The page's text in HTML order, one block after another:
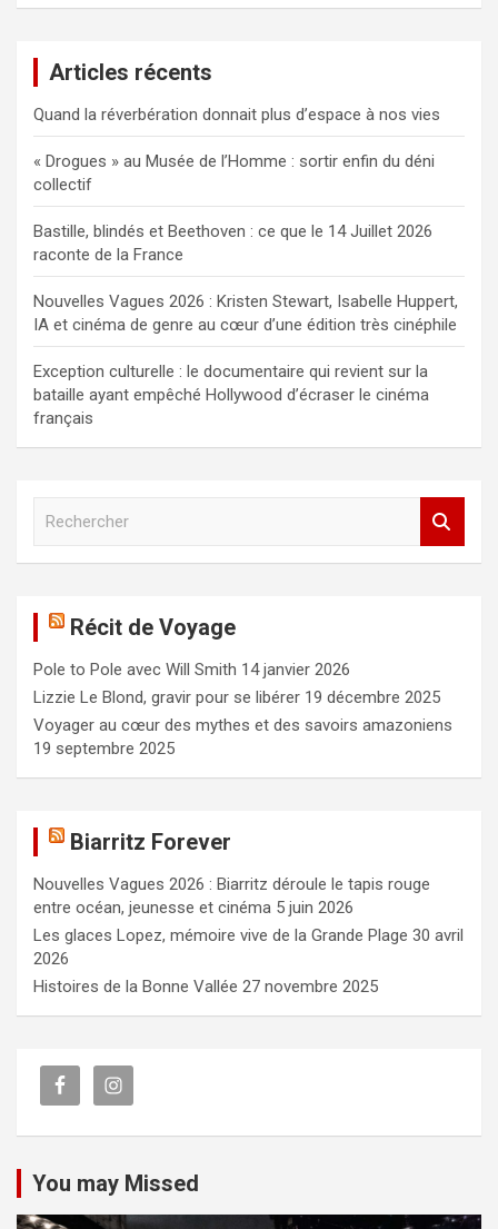
Articles récents
Quand la réverbération donnait plus d’espace à nos vies
« Drogues » au Musée de l’Homme : sortir enfin du déni
collectif
Bastille, blindés et Beethoven : ce que le 14 Juillet 2026
raconte de la France
Nouvelles Vagues 2026 : Kristen Stewart, Isabelle Huppert,
IA et cinéma de genre au cœur d’une édition très cinéphile
Exception culturelle : le documentaire qui revient sur la
bataille ayant empêché Hollywood d’écraser le cinéma
français
c
h
e
r
Récit de Voyage
Pole to Pole avec Will Smith 14 janvier 2026
Lizzie Le Blond, gravir pour se libérer 19 décembre 2025
Voyager au cœur des mythes et des savoirs amazoniens
19 septembre 2025
Biarritz Forever
Nouvelles Vagues 2026 : Biarritz déroule le tapis rouge
entre océan, jeunesse et cinéma 5 juin 2026
Les glaces Lopez, mémoire vive de la Grande Plage 30 avril
2026
Histoires de la Bonne Vallée 27 novembre 2025
You may Missed